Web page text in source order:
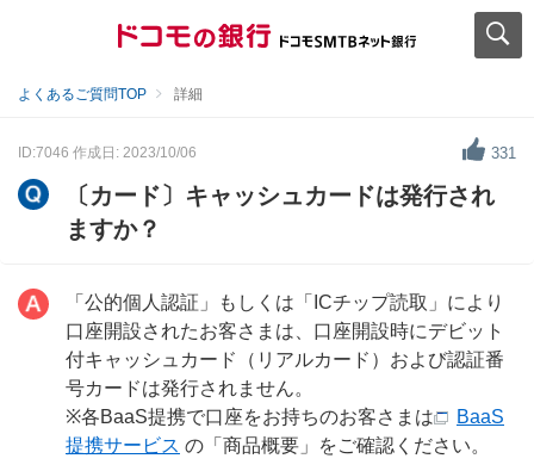
よくあるご質問TOP 詳細
ID:7046 作成日: 2023/10/06 331
〔カード〕キャッシュカードは発行され
ますか？
「公的個人認証」もしくは「ICチップ読取」により
口座開設されたお客さまは、口座開設時にデビット
付キャッシュカード（リアルカード）および認証番
号カードは発行されません。
※各BaaS提携で口座をお持ちのお客さまは
BaaS
提携サービス の「商品概要」をご確認ください。